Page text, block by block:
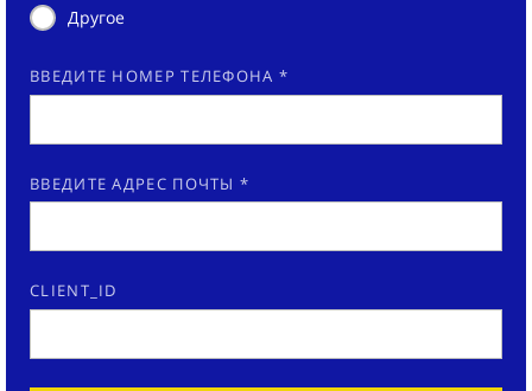
Другое
ВВЕДИТЕ НОМЕР ТЕЛЕФОНА *
ВВЕДИТЕ АДРЕС ПОЧТЫ *
CLIENT_ID